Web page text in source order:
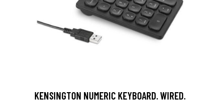
KENSINGTON NUMERIC KEYBOARD. WIRED.